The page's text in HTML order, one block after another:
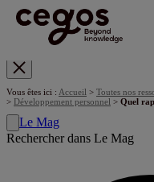
Vous êtes ici : Accueil > Toutes nos
> Développement personnel > Quel
Le Mag
Rechercher dans Le Mag